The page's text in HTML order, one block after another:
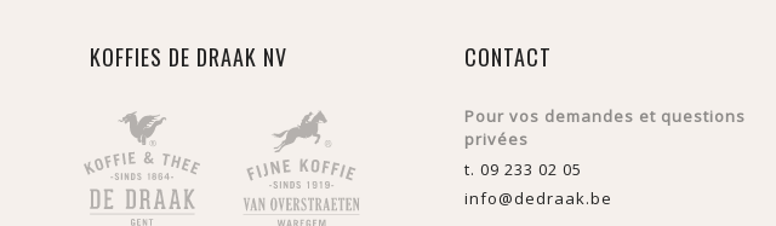
KOFFIES DE DRAAK NV CONTACT
Pour vos demandes et questions
privées
t. 09 233 02 05
info@dedraak.be